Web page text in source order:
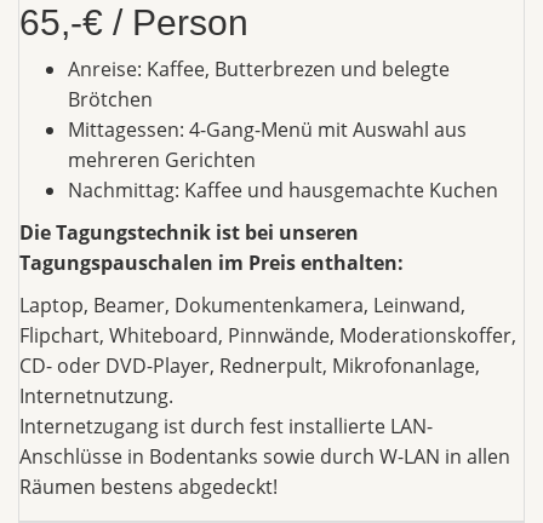
65,-€ / Person
Anreise: Kaffee, Butterbrezen und belegte
Brötchen
Mittagessen: 4-Gang-Menü mit Auswahl aus
mehreren Gerichten
Nachmittag: Kaffee und hausgemachte Kuchen
Die Tagungstechnik ist bei unseren
Tagungspauschalen im Preis enthalten:
Laptop, Beamer, Dokumentenkamera, Leinwand,
Flipchart, Whiteboard, Pinnwände, Moderationskoffer,
CD- oder DVD-Player, Rednerpult, Mikrofonanlage,
Internetnutzung.
Internetzugang ist durch fest installierte LAN-
Anschlüsse in Bodentanks sowie durch W-LAN in allen
Räumen bestens abgedeckt!